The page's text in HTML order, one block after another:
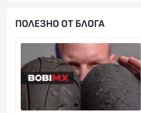
ПОЛЕЗНО ОТ БЛОГА